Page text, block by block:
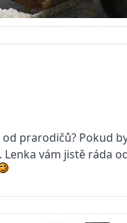
prarodičů? Pokud
. Lenka vám jistě ráda